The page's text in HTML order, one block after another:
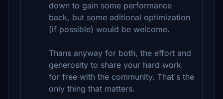
down to gain some performance
back, but some aditional optimization
(if possible) would be welcome.
Thans anyway for both, the effort and
generosity to share your hard work
for free with the community. That´s the
only thing that matters.